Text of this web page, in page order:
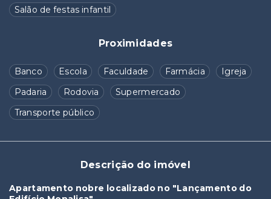
Salão de festas infantil
Proximidades
Banco Escola Faculdade Farmácia
Igreja
Padaria
Rodovia
Supermercado
Transporte público
Descrição do imóvel
Apartamento nobre localizado no "Lançamento do